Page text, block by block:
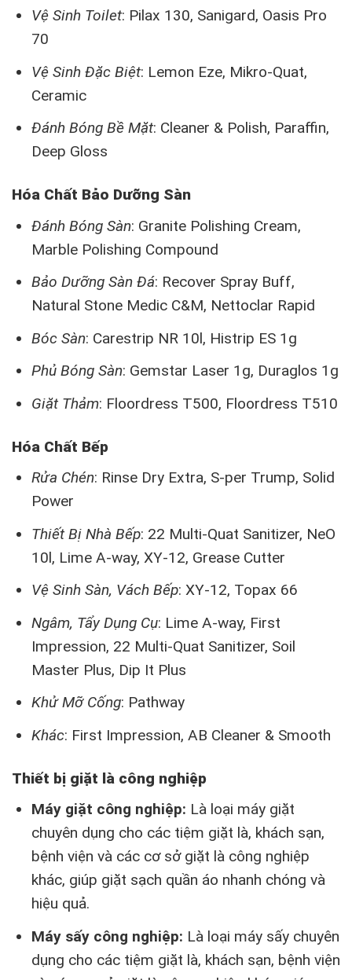
Vệ Sinh Toilet: Pilax 130, Sanigard, Oasis Pro
70
Vệ Sinh Đặc Biệt: Lemon Eze, Mikro-Quat,
Ceramic
Đánh Bóng Bề Mặt: Cleaner & Polish, Paraffin,
Deep Gloss
Hóa Chất Bảo Dưỡng Sàn
Đánh Bóng Sàn: Granite Polishing Cream,
Marble Polishing Compound
Bảo Dưỡng Sàn Đá: Recover Spray Buff,
Natural Stone Medic C&M, Nettoclar Rapid
Bóc Sàn: Carestrip NR 10l, Histrip ES 1g
Phủ Bóng Sàn: Gemstar Laser 1g, Duraglos 1g
Giặt Thảm: Floordress T500, Floordress T510
Hóa Chất Bếp
Rửa Chén: Rinse Dry Extra, S-per Trump, Solid
Power
Thiết Bị Nhà Bếp: 22 Multi-Quat Sanitizer, NeO
10l, Lime A-way, XY-12, Grease Cutter
Vệ Sinh Sàn, Vách Bếp: XY-12, Topax 66
Ngâm, Tẩy Dụng Cụ: Lime A-way, First
Impression, 22 Multi-Quat Sanitizer, Soil
Master Plus, Dip It Plus
Khử Mỡ Cống: Pathway
Khác: First Impression, AB Cleaner & Smooth
Thiết bị giặt là công nghiệp
Máy giặt công nghiệp: Là loại máy giặt
chuyên dụng cho các tiệm giặt là, khách sạn,
bệnh viện và các cơ sở giặt là công nghiệp
khác, giúp giặt sạch quần áo nhanh chóng và
hiệu quả.
Máy sấy công nghiệp: Là loại máy sấy chuyên
dụng cho các tiệm giặt là, khách sạn, bệnh viện